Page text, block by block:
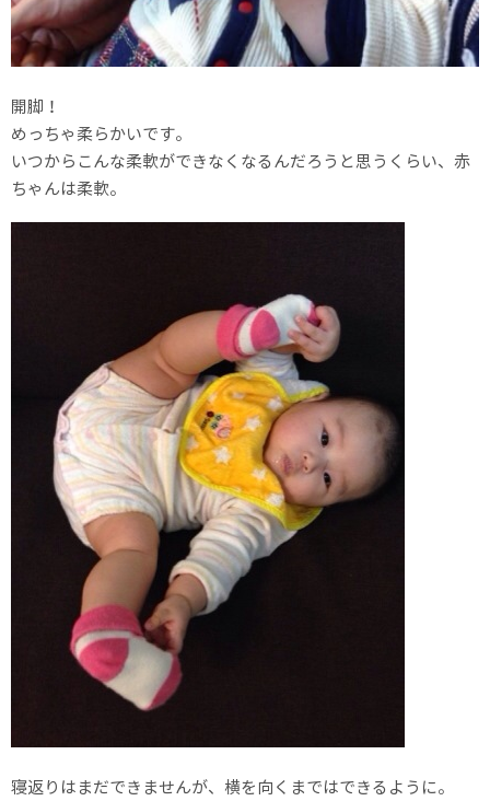
開脚！
めっちゃ柔らかいです。
いつからこんな柔軟ができなくなるんだろうと思うくらい、赤
ちゃんは柔軟。
寝返りはまだできませんが、横を向くまではできるように。